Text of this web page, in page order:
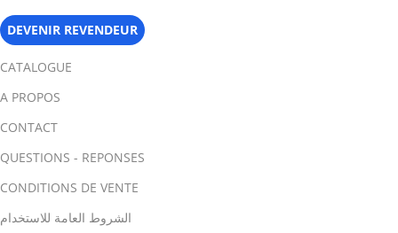
DEVENIR REVENDEUR
CATALOGUE
A PROPOS
CONTACT
QUESTIONS - REPONSES
CONDITIONS DE VENTE
الشروط العامة للاستخدام